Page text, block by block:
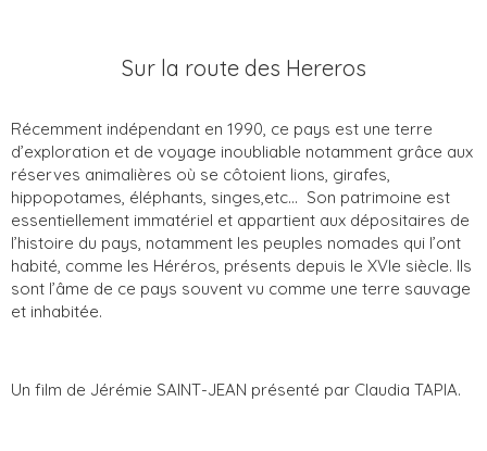
Sur la route des Hereros
Récemment indépendant en 1990, ce pays est une terre
d’exploration et de voyage inoubliable notamment grâce aux
réserves animalières où se côtoient lions, girafes,
hippopotames, éléphants, singes,etc... Son patrimoine est
essentiellement immatériel et appartient aux dépositaires de
l’histoire du pays, notamment les peuples nomades qui l’ont
habité, comme les Héréros, présents depuis le XVIe siècle. Ils
sont l’âme de ce pays souvent vu comme une terre sauvage
et inhabitée.
Un film de Jérémie SAINT-JEAN présenté par Claudia TAPIA.